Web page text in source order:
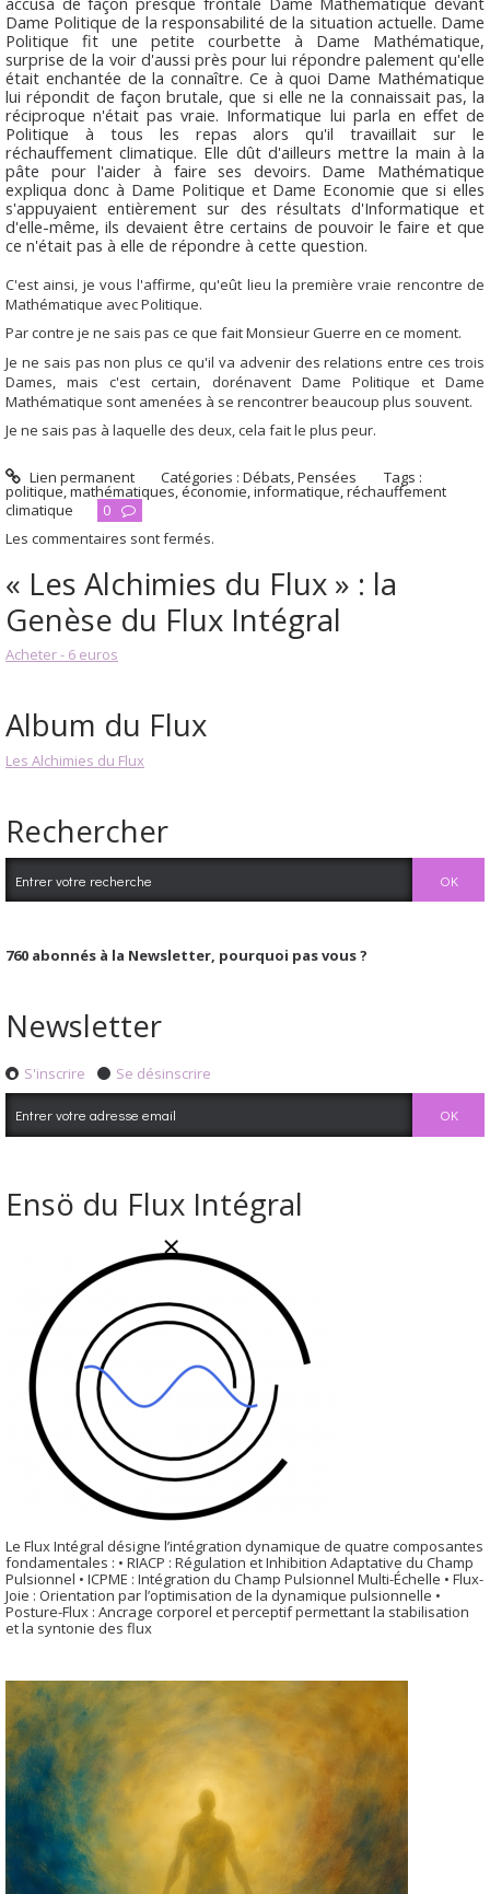
Dame Politique de la responsabilité de la situation actuelle. Dame
Politique fit une petite courbette à Dame Mathématique,
surprise de la voir d'aussi près pour lui répondre palement qu'elle
était enchantée de la connaître. Ce à quoi Dame Mathématique
lui répondit de façon brutale, que si elle ne la connaissait pas, la
réciproque n'était pas vraie. Informatique lui parla en effet de
Politique à tous les repas alors qu'il travaillait sur le
réchauffement climatique. Elle dût d'ailleurs mettre la main à la
pâte pour l'aider à faire ses devoirs. Dame Mathématique
expliqua donc à Dame Politique et Dame Economie que si elles
s'appuyaient entièrement sur des résultats d'Informatique et
d'elle-même, ils devaient être certains de pouvoir le faire et que
ce n'était pas à elle de répondre à cette question.
C'est ainsi, je vous l'affirme, qu'eût lieu la première vraie rencontre de
Mathématique avecPolitique.
Par contre je ne sais pas ce que fait Monsieur Guerre en ce moment.
Je ne sais pas non plus ce qu'il va advenir des relations entre ces trois
Dames, mais c'est certain, dorénavent Dame Politique et Dame
Mathématique sont amenées à se rencontrer beaucoup plus souvent.
Je ne sais pas à laquelle des deux, cela fait le plus peur.
Lien permanent Catégories :Débats,Pensées Tags :
politique,mathématiques,économie,informatique,réchauffement
climatique
0
Les commentaires sont fermés.
« Les Alchimies du Flux » : la
Genèse du Flux Intégral
Acheter - 6 euros
Album du Flux
Les Alchimies du Flux
Rechercher
760 abonnés à la Newsletter, pourquoi pas vous ?
Newsletter
S'inscrire Se désinscrire
Ensö du Flux Intégral
Le Flux Intégral désigne l’intégration dynamique de quatre composantes
fondamentales : • RIACP : Régulation et Inhibition Adaptative du Champ
Pulsionnel • ICPME : Intégration du Champ Pulsionnel Multi-Échelle • Flux-
Joie : Orientation par l’optimisation de la dynamique pulsionnelle •
Posture-Flux : Ancrage corporel et perceptif permettant la stabilisation
et la syntonie des flux